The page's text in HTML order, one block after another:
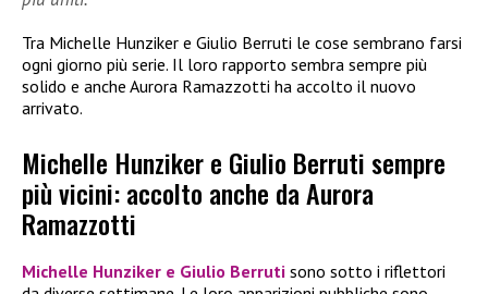
Tra Michelle Hunziker e Giulio Berruti le cose sembrano farsi
ogni giorno più serie. Il loro rapporto sembra sempre più
solido e anche Aurora Ramazzotti ha accolto il nuovo
arrivato.
Michelle Hunziker e Giulio Berruti sempre
più vicini: accolto anche da Aurora
Ramazzotti
Michelle Hunziker e Giulio Berruti sono sotto i riflettori